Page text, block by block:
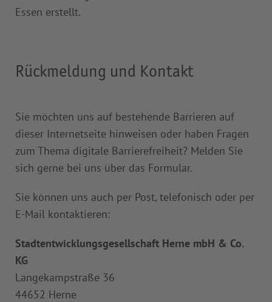
Essen erstellt.
Rückmeldung und Kontakt
Sie möchten uns auf bestehende Barrieren auf
dieser Internetseite hinweisen oder haben Fragen
zum Thema digitale Barrierefreiheit? Melden Sie
sich gerne bei uns über das Formular.
Sie können uns auch per Post, telefonisch oder per
E-Mail kontaktieren:
Stadtentwicklungsgesellschaft Herne mbH & Co.
KG
Langekampstraße 36
44652 Herne